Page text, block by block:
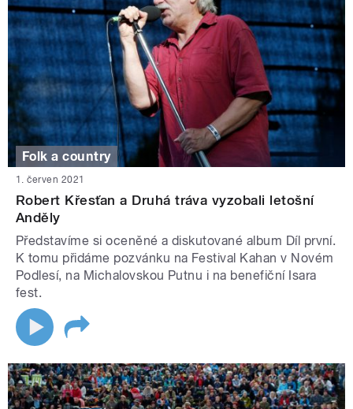
Folk a country
1. červen 2021
Robert Křesťan a Druhá tráva vyzobali letošní
Anděly
Představíme si oceněné a diskutované album Díl první.
K tomu přidáme pozvánku na Festival Kahan v Novém
Podlesí, na Michalovskou Putnu i na benefiční Isara
fest.